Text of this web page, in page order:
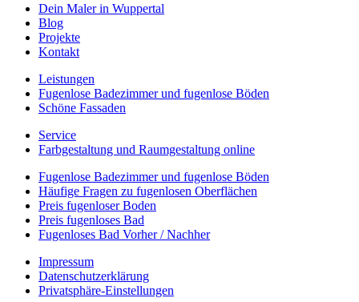
Dein Maler in Wuppertal
Blog
Projekte
Kontakt
Leistungen
Fugenlose Badezimmer und fugenlose Böden
Schöne Fassaden
Service
Farbgestaltung und Raumgestaltung online
Fugenlose Badezimmer und fugenlose Böden
Häufige Fragen zu fugenlosen Oberflächen
Preis fugenloser Boden
Preis fugenloses Bad
Fugenloses Bad Vorher / Nachher
Impressum
Datenschutzerklärung
Privatsphäre-Einstellungen